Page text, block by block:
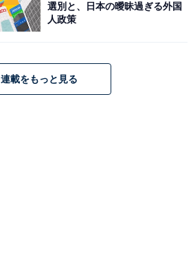
選別と、日本の曖昧過ぎる外国
人政策
連載をもっと見る